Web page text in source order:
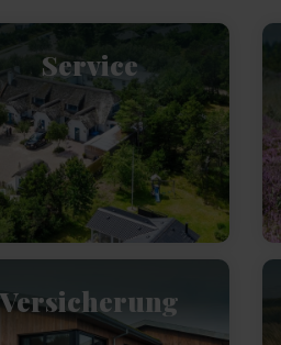
Service
Versicherung